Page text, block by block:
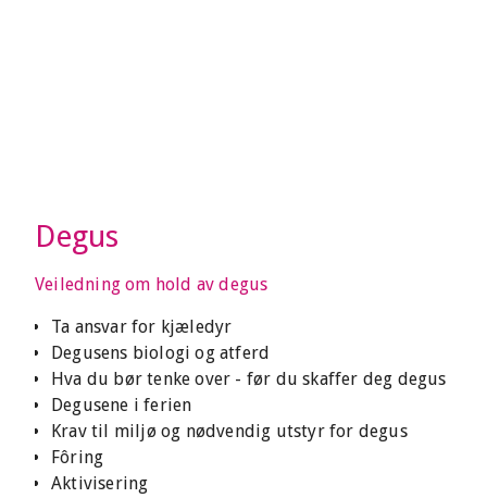
Degus
Veiledning om hold av degus
Ta ansvar for kjæledyr
Degusens biologi og atferd
Hva du bør tenke over - før du skaffer deg degus
Degusene i ferien
Krav til miljø og nødvendig utstyr for degus
Fôring
Aktivisering